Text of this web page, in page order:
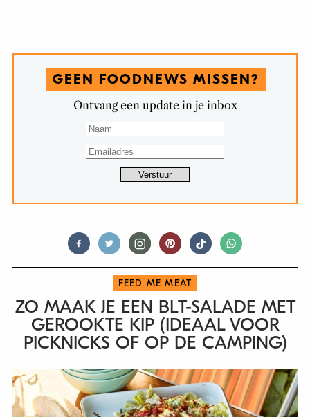
GEEN FOODNEWS MISSEN?
Ontvang een update in je inbox
FEED ME MEAT
ZO MAAK JE EEN BLT-SALADE MET
GEROOKTE KIP (IDEAAL VOOR
PICKNICKS OF OP DE CAMPING)